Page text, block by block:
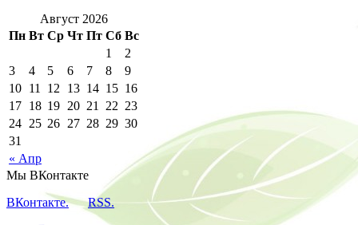
Август 2026
Пн Вт Ср Чт Пт Сб Вс
« Апр
1
2
3
4 5 6 7 8
9
10 11 12 13 14 15 16
17 18 19 20 21 22 23
24 25 26 27 28 29 30
31
Мы ВКонтакте
ВКонтакте.
RSS.